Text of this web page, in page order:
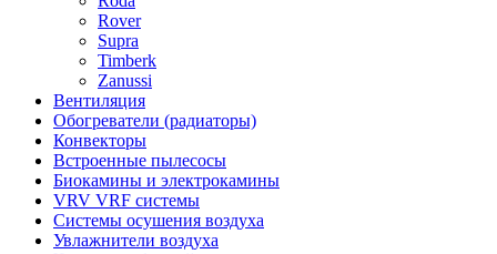
Rover
Supra
Timberk
Zanussi
Вентиляция
Обогреватели (радиаторы)
Конвекторы
Встроенные пылесосы
Биокамины и электрокамины
VRV VRF системы
Системы осушения воздуха
Увлажнители воздуха